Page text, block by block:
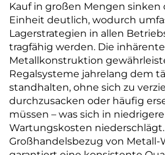
Kauf in großen Mengen sinken
Einheit deutlich, wodurch
Lagerstrategien in allen
tragfähig werden. Die
Metallkonstruktion
Regalsysteme jahrelang dem
standhalten, ohne sich zu
durchzusacken oder häufig
müssen – was sich in
Wartungskosten
Großhandelsbezug von Metall-